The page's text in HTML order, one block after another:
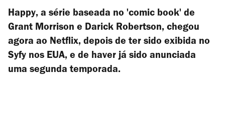
Happy, a série baseada no 'comic book' de
Grant Morrison e Darick Robertson, chegou
agora ao Netflix, depois de ter sido exibida no
Syfy nos EUA, e de haver já sido anunciada
uma segunda temporada.